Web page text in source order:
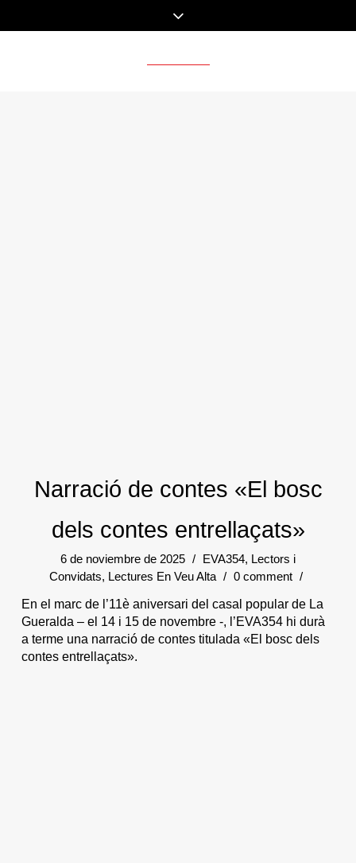
Narració de contes «El bosc
dels contes entrellaçats»
6 de noviembre de 2025 / EVA354, Lectors i
Convidats, Lectures En Veu Alta / 0 comment /
En el marc de l’11è aniversari del casal popular de La
Gueralda – el 14 i 15 de novembre -, l’EVA354 hi durà
a terme una narració de contes titulada «El bosc dels
contes entrellaçats».